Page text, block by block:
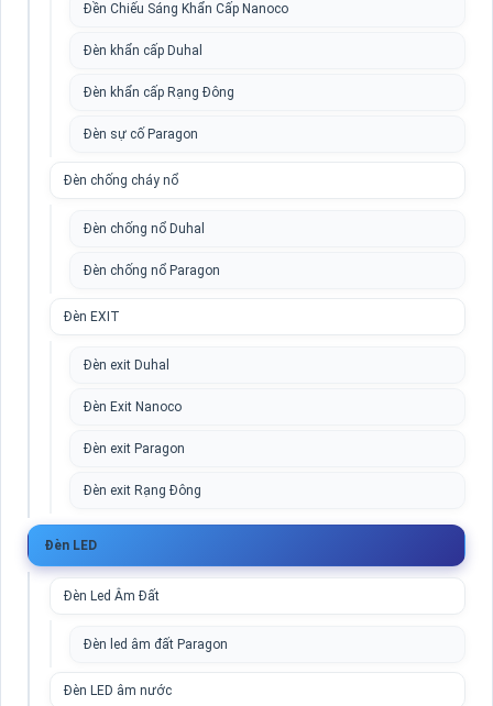
Đền Chiếu Sáng Khẩn Cấp Nanoco
Đèn khẩn cấp Duhal
Đèn khẩn cấp Rạng Đông
Đèn sự cố Paragon
Đèn chống cháy nổ
Đèn chống nổ Duhal
Đèn chống nổ Paragon
Đèn EXIT
Đèn exit Duhal
Đèn Exit Nanoco
Đèn exit Paragon
Đèn exit Rạng Đông
Đèn LED
Đèn Led Âm Đất
Đèn led âm đất Paragon
Đèn LED âm nước